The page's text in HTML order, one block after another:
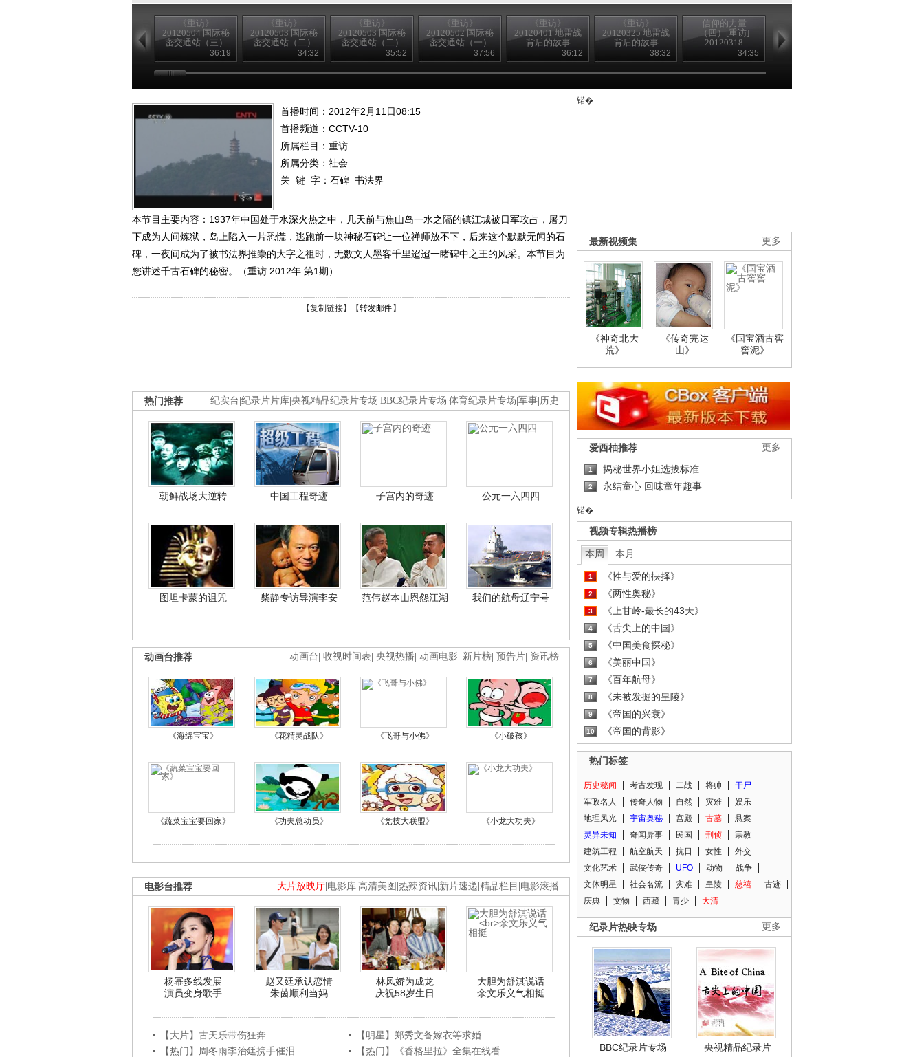
《重访》
20120504 国际秘
密交通站（三）
36:19
《重访》
20120503 国际秘
密交通站（二）
34:32
《重访》
20120503 国际秘
密交通站（二）
35:52
《重访》
20120502 国际秘
密交通站（一）
37:56
《重访》
20120401 地雷战
背后的故事
36:12
《重访》
20120325 地雷战
背后的故事
38:32
信仰的力量
（四）[重访]
20120318
34:35
首播时间：2012年2月11日08:15
首播频道： CCTV-10
所属栏目： 重访
所属分类：社会
关 键 字： 石碑 书法界
本节目主要内容：1937年中国处于水深火热之中，几天前与焦山岛一水之隔的镇江城被日军攻占，屠刀
下成为人间炼狱，岛上陷入一片恐慌，逃跑前一块神秘石碑让一位禅师放不下，后来这个默默无闻的石
碑，一夜间成为了被书法界推崇的大字之祖时，无数文人墨客千里迢迢一睹碑中之王的风采。本节目为
您讲述千古石碑的秘密。（重访 2012年 第1期）
【复制链接】【转发邮件 】
纪实台 纪录片片库 央视精品纪录片专场 BBC纪录片专场 体育纪录片专场 军事 历史
热门推荐
朝鲜战场大逆转 中国工程奇迹 子宫内的奇迹 公元一六四四
图坦卡蒙的诅咒 柴静专访导演李安 范伟赵本山恩怨江湖 我们的航母辽宁号
动画台 收视时间表 央视热播 动画电影 新片榜 预告片 资讯榜
动画台推荐
《海绵宝宝》 《花精灵战队》 《飞哥与小佛》 《小破孩》
《蔬菜宝宝要回家》 《功夫总动员》 《竞技大联盟》 《小龙大功夫》
大片放映厅 电影库 高清美图 热辣资讯 新片速递 精品栏目 电影滚播
电影台推荐
杨幂多线发展
演员变身歌手
赵又廷承认恋情
朱茵顺利当妈
林凤娇为成龙
庆祝58岁生日
大胆为舒淇说话
余文乐义气相挺
【大片】古天乐带伤狂奔
【明星】郑秀文备嫁衣等求婚
【热门】周冬雨李治廷携手催泪
【热门】《香格里拉》全集在线看
锘�
更多
最新视频集
《神奇北大
荒》
《传奇完达
山》
《国宝酒古窖
窖泥》
更多
爱西柚推荐
1 揭秘世界小姐选拔标准
2 永结童心 回味童年趣事
锘�
视频专辑热播榜
本周 本月
1 《性与爱的抉择》
2 《两性奥秘》
3 《上甘岭-最长的43天》
4 《舌尖上的中国》
5 《中国美食探秘》
6 《美丽中国》
7 《百年航母》
8 《未被发掘的皇陵》
9 《帝国的兴衰》
10 《帝国的背影》
热门标签
历史秘闻 考古发现 二战 将帅
干尸
军政名人
传奇人物 自然 灾难
娱乐
地理风光
宇宙奥秘 宫殿 古墓
悬案
灵异未知
奇闻异事 民国 刑侦
宗教
建筑工程
航空航天 抗日 女性
外交
文化艺术
武侠传奇 UFO 动物
战争
文体明星
社会名流 灾难 皇陵 慈禧
古迹
庆典
文物 西藏 青少 大清
更多
纪录片热映专场
BBC纪录片专场 央视精品纪录片